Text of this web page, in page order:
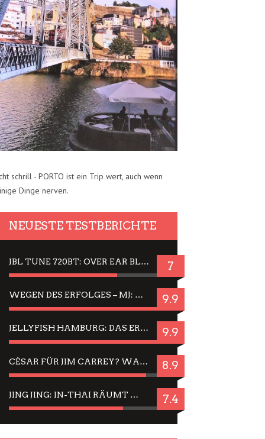
schrill - PORTO ist ein Trip wert, auch wenn
Dinge nerven.
NEUESTE TESTBERICHTE
JBL TUNE 720BT: OVER EAR BLUETOOTH KOPFHÖRER UM DIE 50,-€ IM DAUER-TEST 7
WEGEN DES ERFOLGES – MJ: MICHAEL JACKSON MUSICAL IN EINER MATINEE SEHEN 9.9
JELLYFISH HAMBURG: DAS ERFOLGREICHE SOMMER-MENÜ 2025 IN GEFÜHLEN UND BILDERN 9.9
CÉSAR FÜR JIM CARREY? WARUM DAS EINER DER NERVIGSTEN ACTORS IST UND BLEIBT 8.9
JING JING: IN-THAI RÄUMT WIEDER TITEL AB – EIN ZWEI-STUNDEN-ERLEBNISBERICHT 7.4